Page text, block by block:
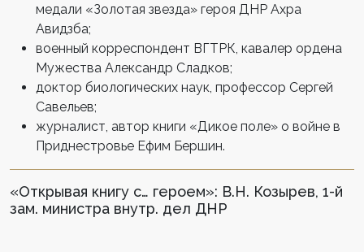
медали «Золотая звезда» героя ДНР Ахра
Авидзба;
военный корреспондент ВГТРК, кавалер ордена
Мужества Александр Сладков;
доктор биологических наук, профессор Сергей
Савельев;
журналист, автор книги «Дикое поле» о войне в
Приднестровье Ефим Бершин.
«Открывая книгу с… героем»: В.Н. Козырев, 1-й
зам. министра внутр. дел ДНР